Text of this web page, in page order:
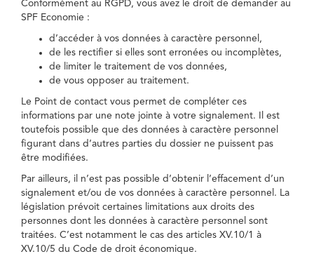
Conformément au RGPD, vous avez le droit de demander au
SPF Economie :
d’accéder à vos données à caractère personnel,
de les rectifier si elles sont erronées ou incomplètes,
de limiter le traitement de vos données,
de vous opposer au traitement.
Le Point de contact vous permet de compléter ces
informations par une note jointe à votre signalement. Il est
toutefois possible que des données à caractère personnel
figurant dans d’autres parties du dossier ne puissent pas
être modifiées.
Par ailleurs, il n’est pas possible d’obtenir l’effacement d’un
signalement et/ou de vos données à caractère personnel. La
législation prévoit certaines limitations aux droits des
personnes dont les données à caractère personnel sont
traitées. C’est notamment le cas des articles XV.10/1 à
XV.10/5 du Code de droit économique.